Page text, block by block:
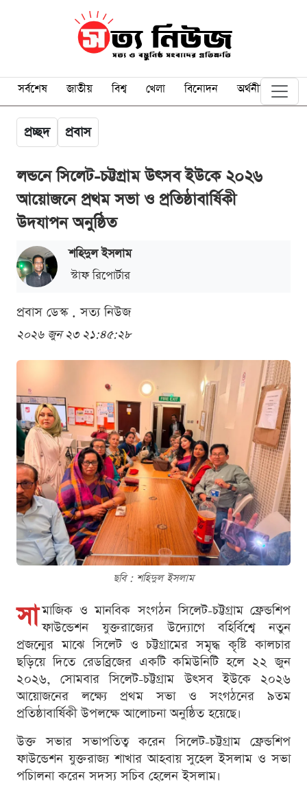
সর্বশেষ জাতীয় বিশ্ব খেলা বিনোদন অর্থনীতি
প্রচ্ছদ প্রবাস
লন্ডনে সিলেট-চট্টগ্রাম উৎসব ইউকে ২০২৬
আয়োজনে প্রথম সভা ও প্রতিষ্ঠাবার্ষিকী
উদযাপন অনুষ্ঠিত
শ‌হিদুল ইসলাম
স্টাফ রিপোর্টার
প্রবাস ডেস্ক . সত্য নিউজ
২০২৬ জুন ২৩ ২১:৪৫:২৮
ছবি : শ‌হিদুল ইসলাম
সা মাজিক ও মানবিক সংগঠন সিলেট-চট্টগ্রাম ফ্রেন্ডশিপ
ফাউন্ডেশন যুক্তরাজ্যের উদ্যোগে বহির্বিশ্বে নতুন
প্রজন্মের মাঝে সিলেট ও চট্টগ্রামের সমৃদ্ধ কৃষ্টি কালচার
ছড়িয়ে দিতে রেডব্রিজের একটি কমিউনিটি হলে ২২ জুন
২০২৬, সোমবার সিলেট-চট্টগ্রাম উৎসব ইউকে ২০২৬
আয়োজনের লক্ষ্যে প্রথম সভা ও সংগঠনের ৯তম
প্রতিষ্ঠাবার্ষিকী উপলক্ষে আলোচনা অনুষ্ঠিত হয়েছে।
উক্ত সভার সভাপতিত্ব করেন সিলেট-চট্টগ্রাম ফ্রেন্ডশিপ
ফাউন্ডেশন যুক্তরাজ্য শাখার আহবায় সুহেল ইসলাম ও সভা
পচিালনা করেন সদস্য সচিব হেলেন ইসলাম।